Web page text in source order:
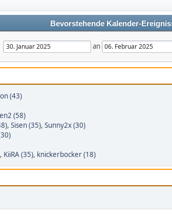
Bevorstehende Kalender-
an
(43)
(58)
, Sisen (35), Sunny2x (30)
, KiiRA (35), knickerbocker (18)